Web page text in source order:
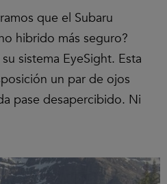
que el Subaru
hibrido más seguro?
sistema EyeSight. Esta
un par de ojos
pase desapercibido. Ni